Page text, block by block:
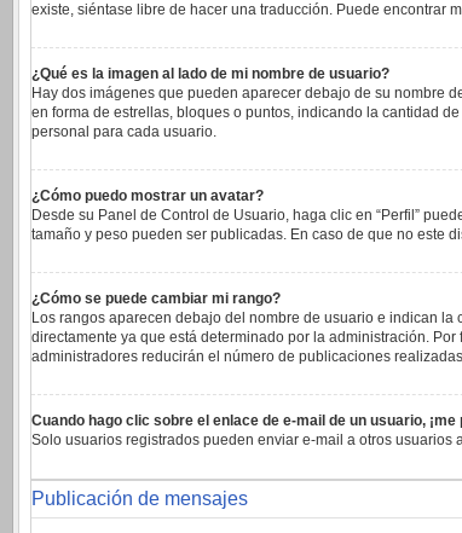
existe, siéntase libre de hacer una traducción. Puede encontrar
¿Qué es la imagen al lado de mi nombre de usuario?
Hay dos imágenes que pueden aparecer debajo de su nombre
en forma de estrellas, bloques o puntos, indicando la cantidad
personal para cada usuario.
¿Cómo puedo mostrar un avatar?
Desde su Panel de Control de Usuario, haga clic en “Perfil”
tamaño y peso pueden ser publicadas. En caso de que no este
¿Cómo se puede cambiar mi rango?
Los rangos aparecen debajo del nombre de usuario e indican
directamente ya que está determinado por la administración.
administradores reducirán el número de publicaciones
Cuando hago clic sobre el enlace de e-mail de un usuario,
Solo usuarios registrados pueden enviar e-mail a otros
Publicación de mensajes